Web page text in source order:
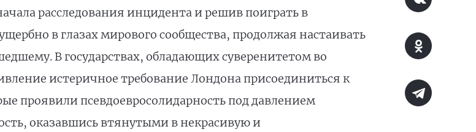
расследования инцидента и решив поиграть в
в глазах мирового сообщества, продолжая настаивать
В государствах, обладающих суверенитетом во
истеричное требование Лондона присоединиться к
проявили псевдоевросолидарность под давлением
оказавшись втянутыми в некрасивую и